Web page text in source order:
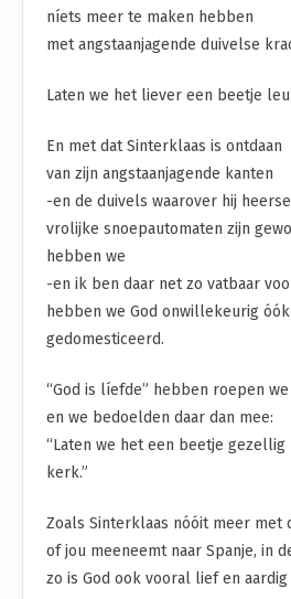
níets meer te maken hebben
met angstaanjagende duivelse
Laten we het liever een beetje
En met dat Sinterklaas is ontdaan
van zijn angstaanjagende kanten
-en de duivels waarover hij
vrolijke snoepautomaten zijn
hebben we
-en ik ben daar net zo vatbaar
hebben we God onwillekeurig
gedomesticeerd.
“God is líefde” hebben roepen
en we bedoelden daar dan mee:
“Laten we het een beetje gezellig
kerk.”
Zoals Sinterklaas nóóit meer met
of jou meeneemt naar Spanje, in
zo is God ook vooral lief en aardig